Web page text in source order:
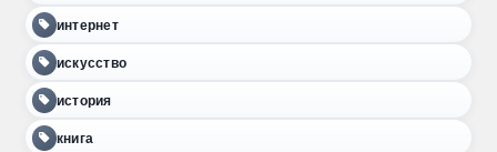
интернет
искусство
история
книга